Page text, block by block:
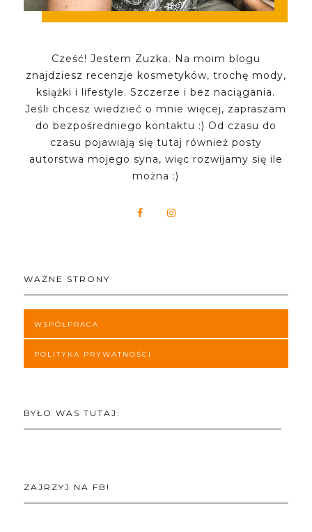
Cześć! Jestem Zuzka. Na moim blogu
znajdziesz recenzje kosmetyków, trochę mody,
książki i lifestyle. Szczerze i bez naciągania.
Jeśli chcesz wiedzieć o mnie więcej, zapraszam
do bezpośredniego kontaktu :) Od czasu do
czasu pojawiają się tutaj również posty
autorstwa mojego syna, więc rozwijamy się ile
można :)
WAŻNE STRONY
WSPÓŁPRACA
POLITYKA PRYWATNOŚCI
BYŁO WAS TUTAJ:
ZAJRZYJ NA FB!